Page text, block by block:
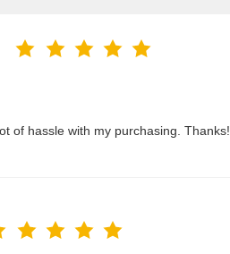
of hassle with my purchasing. Thanks!